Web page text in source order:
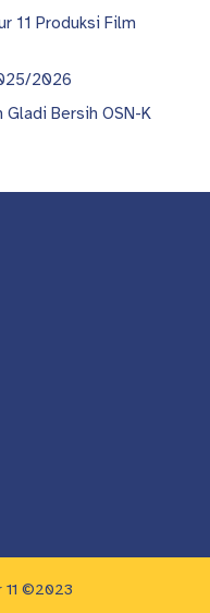
11 Produksi Film
2026
Gladi Bersih OSN-K
11 ©2023